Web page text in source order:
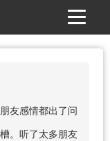
友感情都出了问
。听了太多朋友